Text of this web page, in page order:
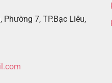
7, TP.Bạc Liêu,